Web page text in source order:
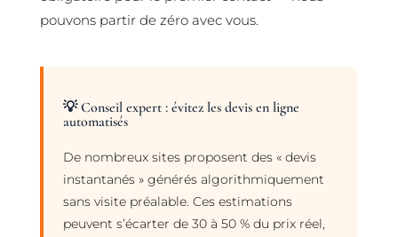
pouvons partir de zéro avec vous.
💡 Conseil expert : évitez les devis en ligne
automatisés
De nombreux sites proposent des « devis
instantanés » générés algorithmiquement
sans visite préalable. Ces estimations
peuvent s’écarter de 30 à 50 % du prix réel,